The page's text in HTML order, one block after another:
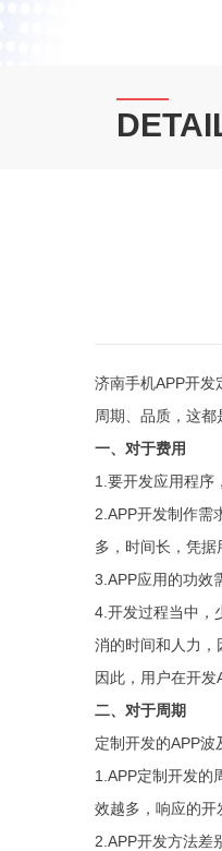
济南手机APP开发
周期、品质，这都
一、对于费用
1.要开发应用程序
2.APP开发制作需
多，时间长，凭据
3.APP应用的功效
4.开发过程当中，
消的时间和人力，
因此，用户在开发
二、对于周期
定制开发的APP波
1.APP定制开发的
效越多，响应的开
2.APP开发方法差